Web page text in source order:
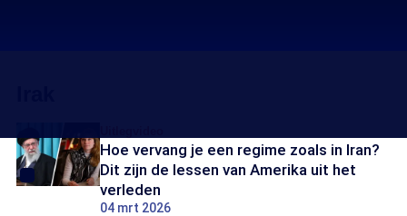
Hoe vervang je een regime zoals in Iran?
Dit zijn de lessen van Amerika uit het
verleden
04 mrt 2026